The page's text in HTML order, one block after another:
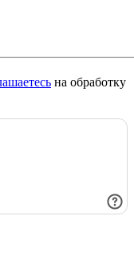
на обработку